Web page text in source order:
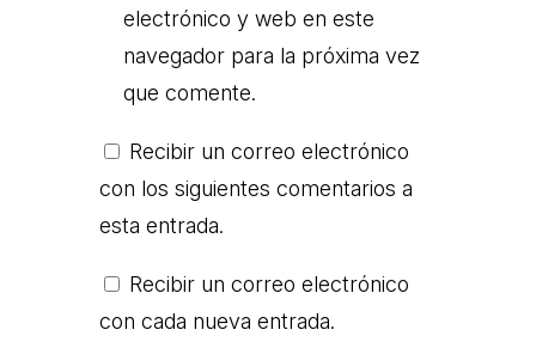
electrónico y web en este
navegador para la próxima vez
que comente.
Recibir un correo electrónico
con los siguientes comentarios a
esta entrada.
Recibir un correo electrónico
con cada nueva entrada.